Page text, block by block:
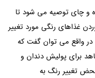
و چای توصیه می شود تا
غذاهای رنگی مورد تغییر
واقع می توان گفت که
برای پولیش دندان و
تغییر رنگ به